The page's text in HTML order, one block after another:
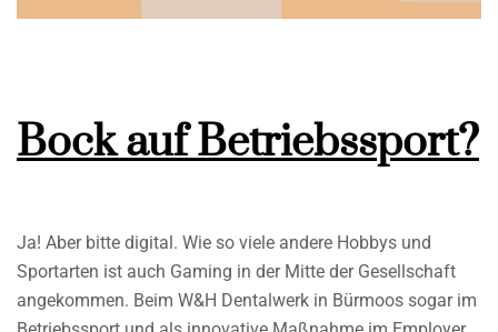
Bock auf Betriebssport?
Ja! Aber bitte digital. Wie so viele andere Hobbys und
Sportarten ist auch Gaming in der Mitte der Gesellschaft
angekommen. Beim W&H Dentalwerk in Bürmoos sogar im